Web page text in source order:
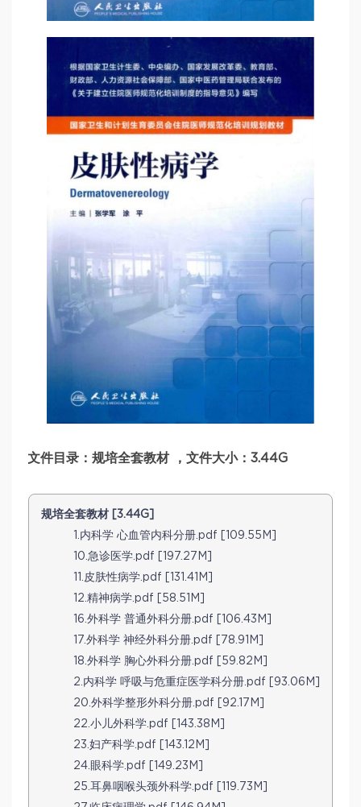
文件目录：规培全套教材 ，文件大小：3.44G
规培全套教材 [3.44G]
1.内科学 心血管内科分册.pdf [109.55M]
10.急诊医学.pdf [197.27M]
11.皮肤性病学.pdf [131.41M]
12.精神病学.pdf [58.51M]
16.外科学 普通外科分册.pdf [106.43M]
17.外科学 神经外科分册.pdf [78.91M]
18.外科学 胸心外科分册.pdf [59.82M]
2.内科学 呼吸与危重症医学科分册.pdf [93.06M]
20.外科学整形外科分册.pdf [92.17M]
22.小儿外科学.pdf [143.38M]
23.妇产科学.pdf [143.12M]
24.眼科学.pdf [149.23M]
25.耳鼻咽喉头颈外科学.pdf [119.73M]